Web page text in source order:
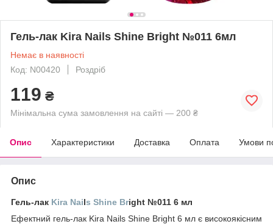
Гель-лак Kira Nails Shine Bright №011 6мл
Немає в наявності
Код: N00420
Роздріб
119 ₴
Мінімальна сума замовлення на сайті — 200 ₴
Опис Характеристики Доставка Оплата Умови
Опис
Гель-лак Kira Nails Shine Bright №011 6 мл
Ефектний гель-лак Kira Nails Shine Bright 6 мл є високоякісним